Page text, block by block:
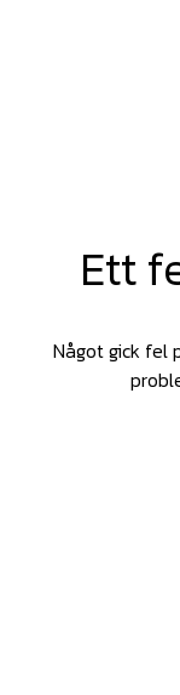
Ett
Något gick fel